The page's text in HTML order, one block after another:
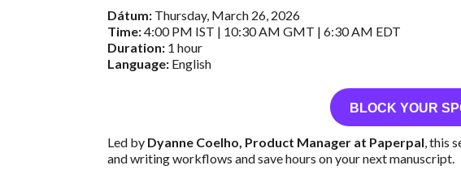
Dátum: Thursday, March 26, 2026
Time:4:00 PM IST | 10:30 AM GMT | 6:30 AM EDT
Duration: 1 hour
Language: English
BLOCK YOUR
Led by Dyanne Coelho, Product Manager at Paperpal, this
and writing workflows and save hours on your next manuscript.